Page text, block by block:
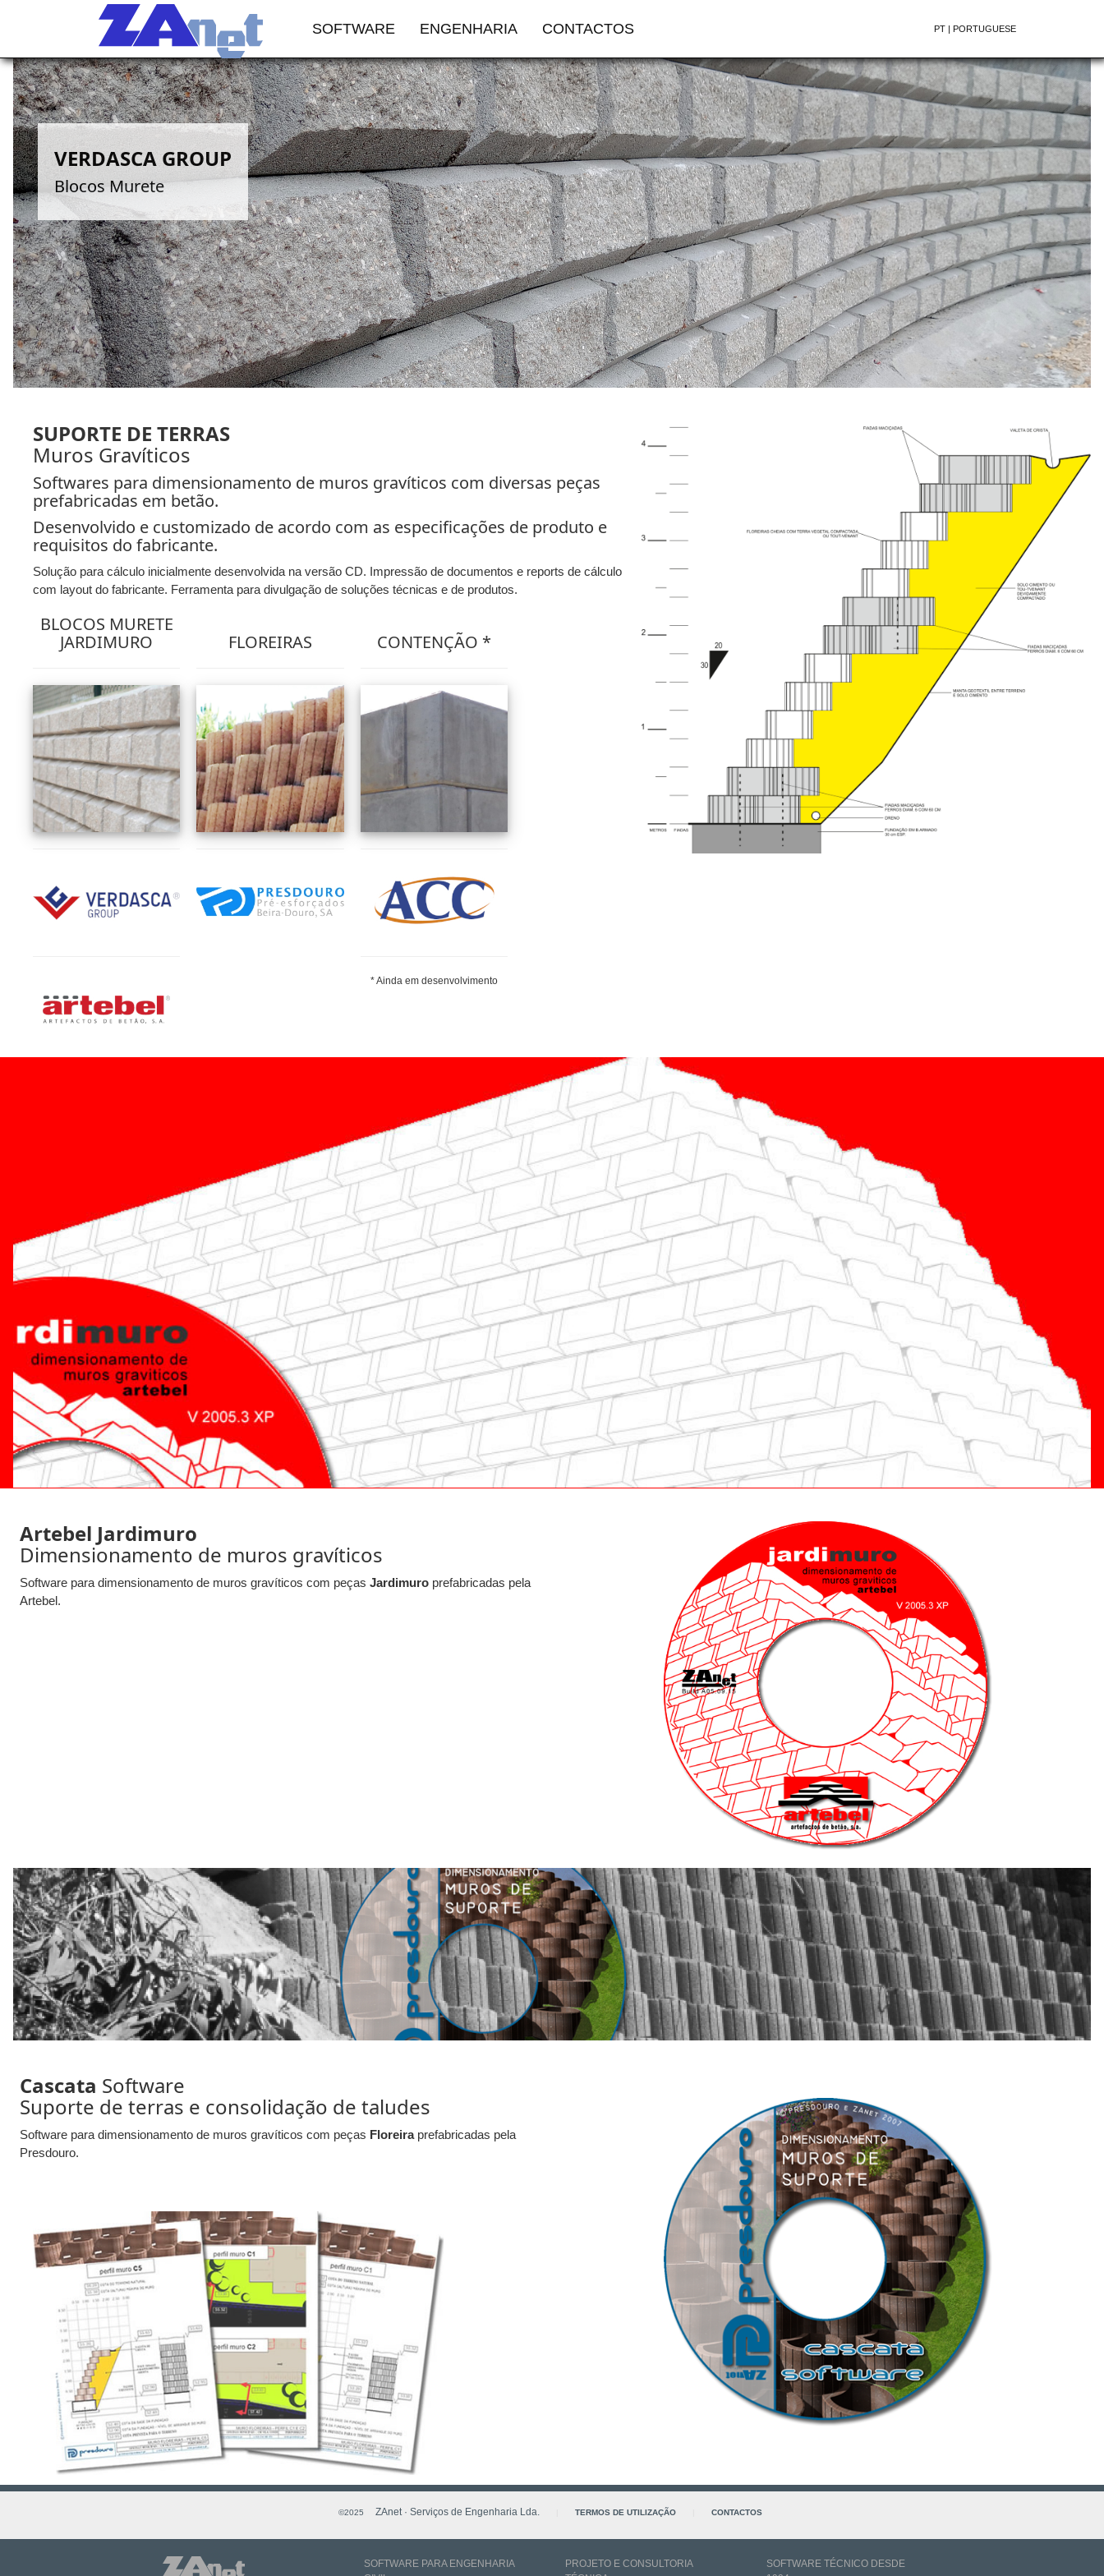
SOFTWARE ENGENHARIA CONTACTOS PT | PORTUGUESE
VERDASCA GROUP
Blocos Murete
SUPORTE DE TERRAS
Muros Gravíticos
Softwares para dimensionamento de muros gravíticos com diversas peças
prefabricadas em betão.
Desenvolvido e customizado de acordo com as especificações de produto e
requisitos do fabricante.
Solução para cálculo inicialmente desenvolvida na versão CD. Impressão de documentos e reports de cálculo
com layout do fabricante. Ferramenta para divulgação de soluções técnicas e de produtos.
BLOCOS MURETE
JARDIMURO
FLOREIRAS CONTENÇÃO *
* Ainda em desenvolvimento
Artebel Jardimuro
Dimensionamento de muros gravíticos
Software para dimensionamento de muros gravíticos com peças Jardimuro prefabricadas pela
Artebel.
Cascata Software
Suporte de terras e consolidação de taludes
Software para dimensionamento de muros gravíticos com peças Floreiraprefabricadas pela
Presdouro.
©2025 ZAnet · Serviços de Engenharia Lda. TERMOS DE UTILIZAÇÃO CONTACTOS
SOFTWARE PARA ENGENHARIA
PROJETO E CONSULTORIA
SOFTWARE TÉCNICO DESDE